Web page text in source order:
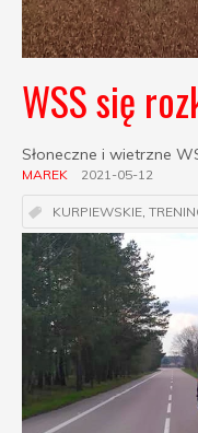
WSS się
Słoneczne i wietrzne
MAREK 2021-05-12
KURPIEWSKIE,